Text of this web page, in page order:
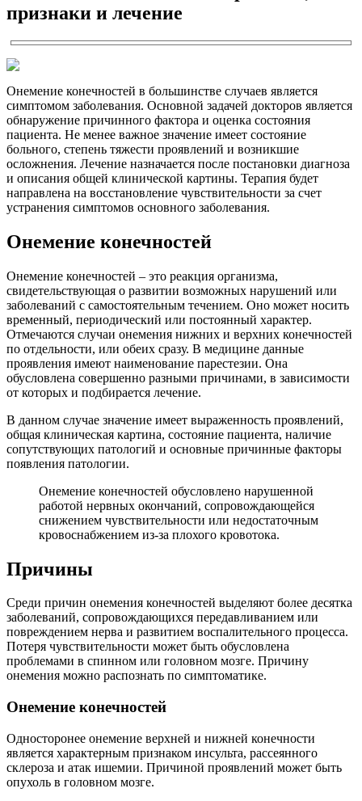
признаки и лечение
Онемение конечностей в большинстве случаев является
симптомом заболевания. Основной задачей докторов является
обнаружение причинного фактора и оценка состояния
пациента. Не менее важное значение имеет состояние
больного, степень тяжести проявлений и возникшие
осложнения. Лечение назначается после постановки диагноза
и описания общей клинической картины. Терапия будет
направлена на восстановление чувствительности за счет
устранения симптомов основного заболевания.
Онемение конечностей
Онемение конечностей – это реакция организма,
свидетельствующая о развитии возможных нарушений или
заболеваний с самостоятельным течением. Оно может носить
временный, периодический или постоянный характер.
Отмечаются случаи онемения нижних и верхних конечностей
по отдельности, или обеих сразу. В медицине данные
проявления имеют наименование парестезии. Она
обусловлена совершенно разными причинами, в зависимости
от которых и подбирается лечение.
В данном случае значение имеет выраженность проявлений,
общая клиническая картина, состояние пациента, наличие
сопутствующих патологий и основные причинные факторы
появления патологии.
Онемение конечностей обусловлено нарушенной
работой нервных окончаний, сопровождающейся
снижением чувствительности или недостаточным
кровоснабжением из-за плохого кровотока.
Причины
Среди причин онемения конечностей выделяют более десятка
заболеваний, сопровождающихся передавливанием или
повреждением нерва и развитием воспалительного процесса.
Потеря чувствительности может быть обусловлена
проблемами в спинном или головном мозге. Причину
онемения можно распознать по симптоматике.
Онемение конечностей
Односторонее онемение верхней и нижней конечности
является характерным признаком инсульта, рассеянного
склероза и атак ишемии. Причиной проявлений может быть
опухоль в головном мозге.